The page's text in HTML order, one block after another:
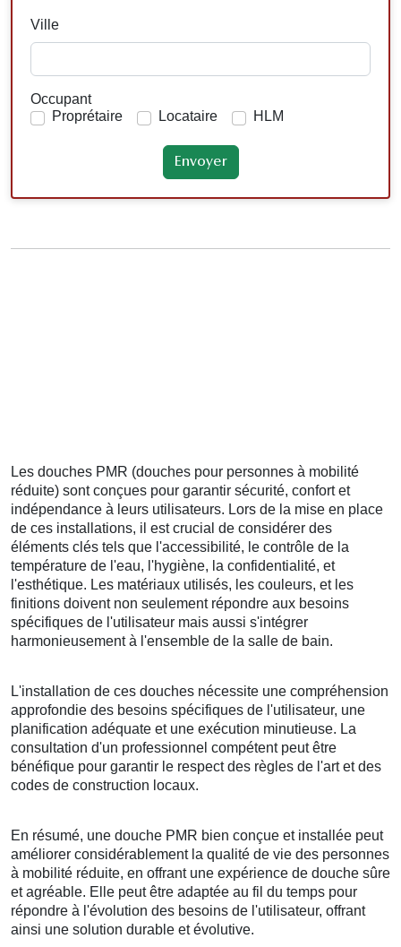
Ville
Occupant
Proprétaire
Locataire HLM
Les douches PMR (douches pour personnes à mobilité
réduite) sont conçues pour garantir sécurité, confort et
indépendance à leurs utilisateurs. Lors de la mise en place
de ces installations, il est crucial de considérer des
éléments clés tels que l'accessibilité, le contrôle de la
température de l'eau, l'hygiène, la confidentialité, et
l'esthétique. Les matériaux utilisés, les couleurs, et les
finitions doivent non seulement répondre aux besoins
spécifiques de l'utilisateur mais aussi s'intégrer
harmonieusement à l'ensemble de la salle de bain.
L'installation de ces douches nécessite une compréhension
approfondie des besoins spécifiques de l'utilisateur, une
planification adéquate et une exécution minutieuse. La
consultation d'un professionnel compétent peut être
bénéfique pour garantir le respect des règles de l'art et des
codes de construction locaux.
En résumé, une douche PMR bien conçue et installée peut
améliorer considérablement la qualité de vie des personnes
à mobilité réduite, en offrant une expérience de douche sûre
et agréable. Elle peut être adaptée au fil du temps pour
répondre à l'évolution des besoins de l'utilisateur, offrant
ainsi une solution durable et évolutive.